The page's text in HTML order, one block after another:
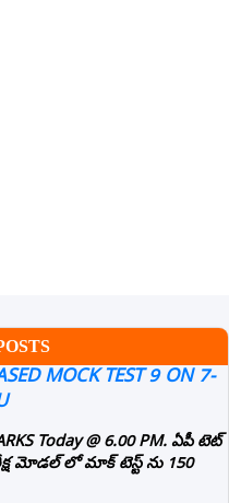
MOCK TEST 9 ON 7-
Today @ 6.00 PM. ఏపీ టెట్
మోడల్ లో మాక్ టెస్ట్ ను 150